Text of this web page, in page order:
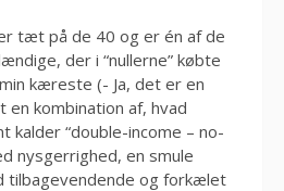
tæt på de 40 og er én af de
der i “nullerne” købte
kæreste (- Ja, det er en
en kombination af, hvad
kalder “double-income – no-
nysgerrighed, en smule
tilbagevendende og forkælet